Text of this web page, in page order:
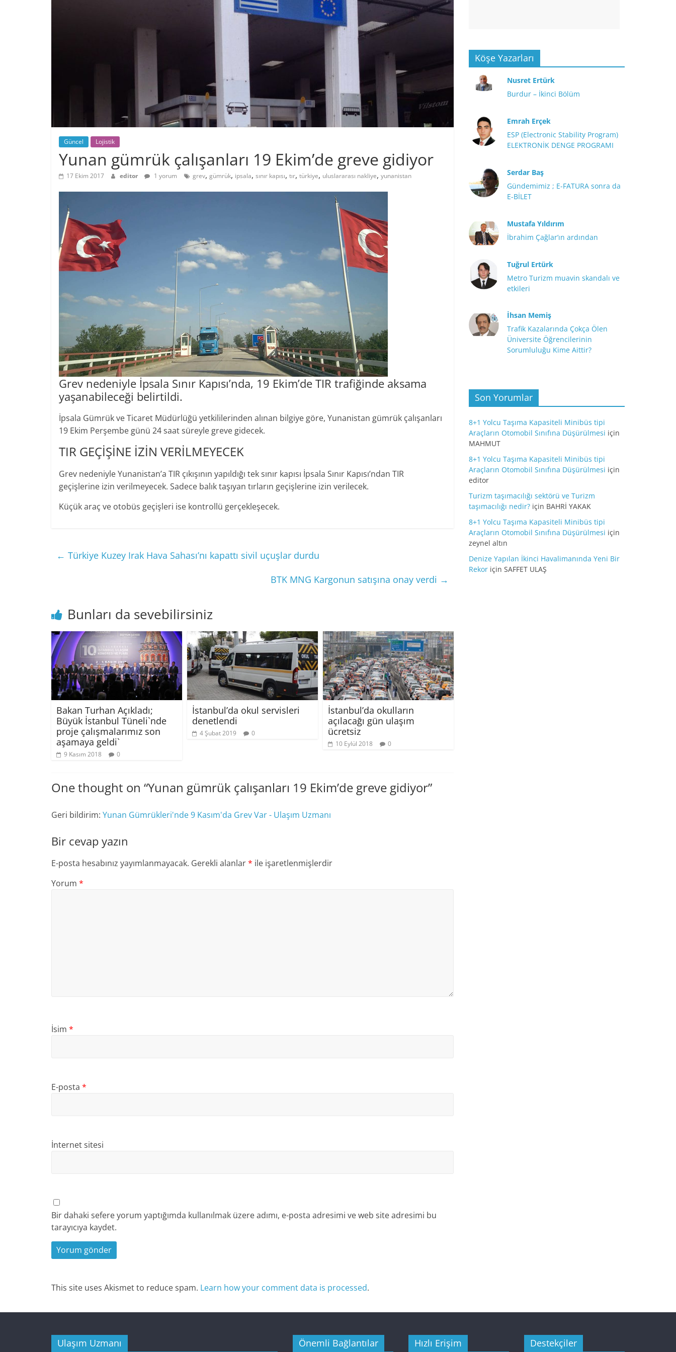
Güncel Lojistik
Yunan gümrük çalışanları 19 Ekim’de greve gidiyor
17 Ekim 2017 editor 1 yorum grev, gümrük, ipsala, sınır kapısı, tır, türkiye, uluslararası nakliye, yunanistan
Grev nedeniyle İpsala Sınır Kapısı’nda, 19 Ekim’de TIR trafiğinde aksama
yaşanabileceği belirtildi.
İpsala Gümrük ve Ticaret Müdürlüğü yetkililerinden alınan bilgiye göre, Yunanistan gümrük çalışanları
19 Ekim Perşembe günü 24 saat süreyle greve gidecek.
TIR GEÇİŞİNE İZİN VERİLMEYECEK
Grev nedeniyle Yunanistan’a TIR çıkışının yapıldığı tek sınır kapısı İpsala Sınır Kapısı’ndan TIR
geçişlerine izin verilmeyecek. Sadece balık taşıyan tırların geçişlerine izin verilecek.
Küçük araç ve otobüs geçişleri ise kontrollü gerçekleşecek.
← Türkiye Kuzey Irak Hava Sahası’nı kapattı sivil uçuşlar durdu
BTK MNG Kargonun satışına onay verdi →
Bunları da sevebilirsiniz
Bakan Turhan Açıkladı;
Büyük İstanbul Tüneli`nde
proje çalışmalarımız son
aşamaya geldi`
9 Kasım 2018 0
İstanbul’da okul servisleri
denetlendi
4 Şubat 2019 0
İstanbul’da okulların
açılacağı gün ulaşım
ücretsiz
10 Eylül 2018 0
One thought on “Yunan gümrük çalışanları 19 Ekim’de greve gidiyor”
Geri bildirim: Yunan Gümrükleri'nde 9 Kasım'da Grev Var - Ulaşım Uzmanı
Bir cevap yazın
E-posta hesabınız yayımlanmayacak. Gerekli alanlar* ile işaretlenmişlerdir
Yorum *
İsim *
E-posta *
İnternet sitesi
Bir dahaki sefere yorum yaptığımda kullanılmak üzere adımı, e-posta adresimi ve web site adresimi bu
tarayıcıya kaydet.
This site uses Akismet to reduce spam. Learn how your comment data is processed.
Köşe Yazarları
Nusret Ertürk
Burdur – İkinci Bölüm
Emrah Erçek
ESP (Electronic Stability Program)
ELEKTRONİK DENGE PROGRAMI
Serdar Baş
Gündemimiz ; E-FATURA sonra da
E-BİLET
Mustafa Yıldırım
İbrahim Çağlar’ın ardından
Tuğrul Ertürk
Metro Turizm muavin skandalı ve
etkileri
İhsan Memiş
Trafik Kazalarında Çokça Ölen
Üniversite Öğrencilerinin
Sorumluluğu Kime Aittir?
Son Yorumlar
8+1 Yolcu Taşıma Kapasiteli Minibüs tipi
Araçların Otomobil Sınıfına Düşürülmesi için
MAHMUT
8+1 Yolcu Taşıma Kapasiteli Minibüs tipi
Araçların Otomobil Sınıfına Düşürülmesi için
editor
Turizm taşımacılığı sektörü ve Turizm
taşımacılığı nedir? için BAHRİ YAKAK
8+1 Yolcu Taşıma Kapasiteli Minibüs tipi
Araçların Otomobil Sınıfına Düşürülmesi için
zeynel altın
Denize Yapılan İkinci Havalimanında Yeni Bir
Rekor için SAFFET ULAŞ
Ulaşım Uzmanı Önemli Bağlantılar Hızlı Erişim Destekçiler